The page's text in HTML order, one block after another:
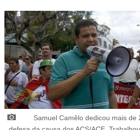
Samuel Camêlo dedicou mais de